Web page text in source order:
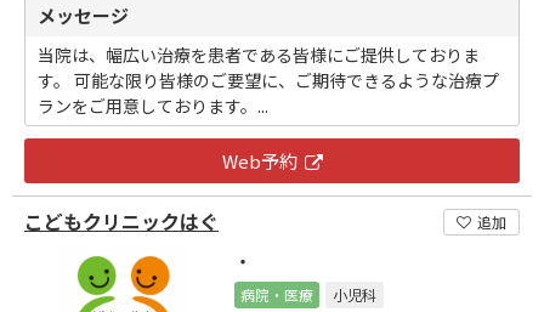
メッセージ
当院は、幅広い治療を患者である皆様にご提供しておりま
す。 可能な限り皆様のご要望に、ご期待できるような治療プ
ランをご用意しております。...
Web予約
こどもクリニックはぐ 追加
・
病院・医療 小児科